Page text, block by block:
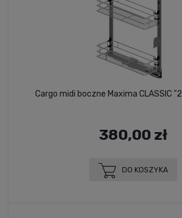
Cargo midi boczne Maxima CLASSIC
380,00 zł
DO KOSZYKA